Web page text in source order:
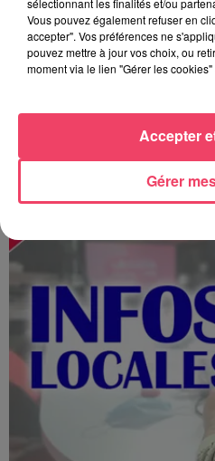
MAGSPORT SOIR 49 07/08/26
sélectionnant les finalités et/ou
Vous pouvez également refuser en
accepter". Vos préférences ne
pouvez mettre à jour vos choix, ou
moment via le lien "Gérer les
Gérer
Accepter